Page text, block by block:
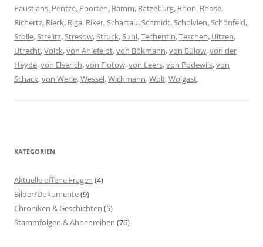
Paustians, Pentze, Poorten, Ramm, Ratzeburg, Rhon, Rhose,
Richertz, Rieck, Riga, Riker,Schartau,Schmidt,Scholvien,Schönfeld,
Stolle,Strelitz,Stresow,Struck,Suhl,Techentin,Teschen, Ultzen,
Utrecht,Volck,von Ahlefeldt,von Bökmann,von Bülow,von der
Heyde,von Elserich,von Flotow,von Leers,von Podewils,von
Schack,von Werle,Wessel,Wichmann,Wolf,Wolgast.
KATEGORIEN
Aktuelle offene Fragen (4)
Bilder/Dokumente(9)
Chroniken & Geschichten (5)
Stammfolgen & Ahnenreihen (76)